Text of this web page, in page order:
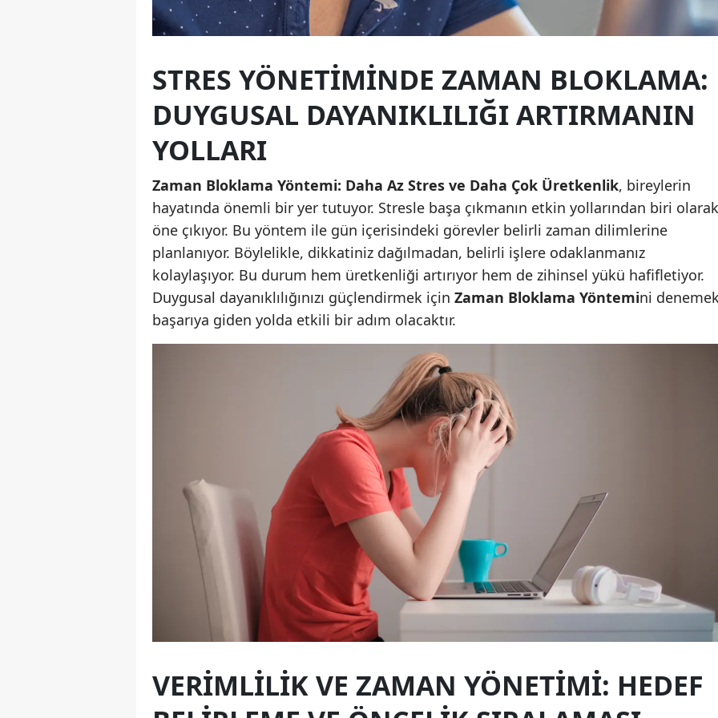
Yozgat
Aksaray
Bayburt
Kırıkkale
Batman
Şırnak
Bartın
Yalova
Karabük
Kilis
STRES YÖNETIMINDE ZAMAN BLOKLAMA:
DUYGUSAL DAYANIKLILIĞI ARTIRMANIN
YOLLARI
Zaman Bloklama Yöntemi: Daha Az Stres ve Daha Çok Üretkenlik, bireylerin
hayatında önemli bir yer tutuyor. Stresle başa çıkmanın etkin yollarından biri olarak
öne çıkıyor. Bu yöntem ile gün içerisindeki görevler belirli zaman dilimlerine
planlanıyor. Böylelikle, dikkatiniz dağılmadan, belirli işlere odaklanmanız
kolaylaşıyor. Bu durum hem üretkenliği artırıyor hem de zihinsel yükü hafifletiyor.
Duygusal dayanıklılığınızı güçlendirmek için Zaman Bloklama Yöntemini
başarıya giden yolda etkili bir adım olacaktır.
VERIMLILIK VE ZAMAN YÖNETIMI: HEDEF